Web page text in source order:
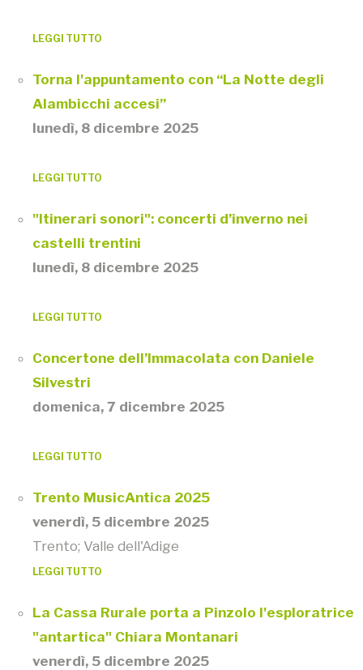
LEGGI TUTTO
Torna l'appuntamento con “La Notte degli
Alambicchi accesi”
lunedì, 8 dicembre 2025
LEGGI TUTTO
"Itinerari sonori": concerti d’inverno nei
castelli trentini
lunedì, 8 dicembre 2025
LEGGI TUTTO
Concertone dell’Immacolata con Daniele
Silvestri
domenica, 7 dicembre 2025
LEGGI TUTTO
Trento MusicAntica 2025
venerdì, 5 dicembre 2025
Trento; Valle dell'Adige
LEGGI TUTTO
La Cassa Rurale porta a Pinzolo l'esploratrice
"antartica" Chiara Montanari
venerdì, 5 dicembre 2025